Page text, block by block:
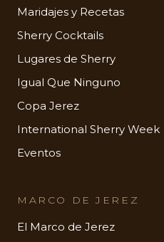
Maridajes y Recetas
Sherry Cocktails
Lugares de Sherry
Igual Que Ninguno
Copa Jerez
International Sherry Week
Eventos
MARCO DE JEREZ
El Marco de Jerez